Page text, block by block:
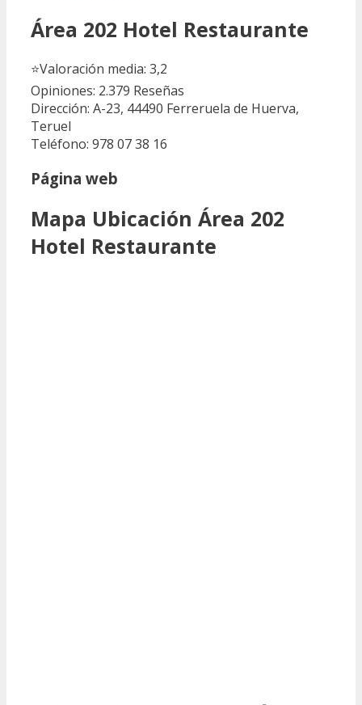
Área 202 Hotel Restaurante
⭐Valoración media: 3,2
Opiniones: 2.379 Reseñas
Dirección: A-23, 44490 Ferreruela de Huerva,
Teruel
Teléfono: 978 07 38 16
Página web
Mapa Ubicación Área 202
Hotel Restaurante